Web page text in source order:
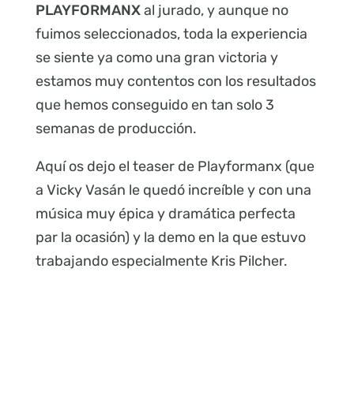
PLAYFORMANXal jurado, y aunque no
fuimos seleccionados, toda la experiencia
se siente ya como una gran victoria y
estamos muy contentos con los resultados
que hemos conseguido en tan solo 3
semanas de producción.
Aquí os dejo el teaser de Playformanx (que
a Vicky Vasán le quedó increíble y con una
música muy épica y dramática perfecta
par la ocasión) y la demo en la que estuvo
trabajando especialmente Kris Pilcher.